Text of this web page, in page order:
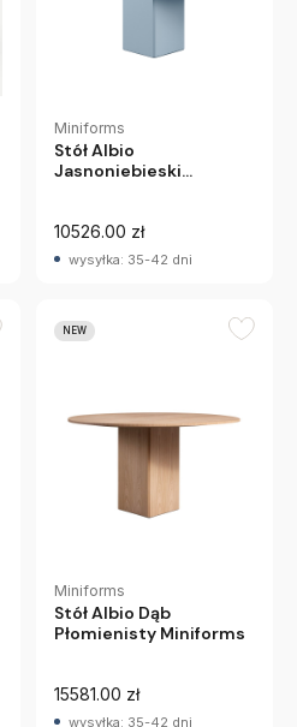
Miniforms
Stół Albio
Jasnoniebieski
10526.00 zł
wysyłka: 35-42 dni
NEW
Miniforms
Stół Albio Dąb
Płomienisty Miniforms
15581.00 zł
wysyłka: 35-42 dni